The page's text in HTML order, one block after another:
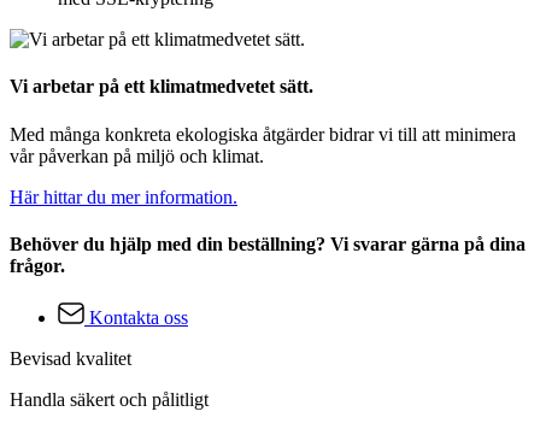
Vi arbetar på ett klimatmedvetet sätt.
Med många konkreta ekologiska åtgärder bidrar vi till att minimera
vår påverkan på miljö och klimat.
Här hittar du mer information.
Behöver du hjälp med din beställning? Vi svarar gärna på dina
frågor.
Kontakta oss
Bevisad kvalitet
Handla säkert och pålitligt